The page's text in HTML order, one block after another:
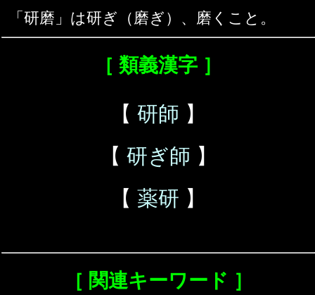
「研磨」は研ぎ（磨ぎ）、磨くこと。
［ 類義漢字 ］
【 研師 】
【 研ぎ師 】
【 薬研 】
［ 関連キーワード ］